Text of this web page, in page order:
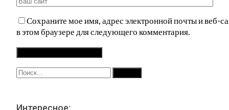
Сохраните мое имя, адрес электронной почты и веб-
в этом браузере для следующего комментария.
Интересное: